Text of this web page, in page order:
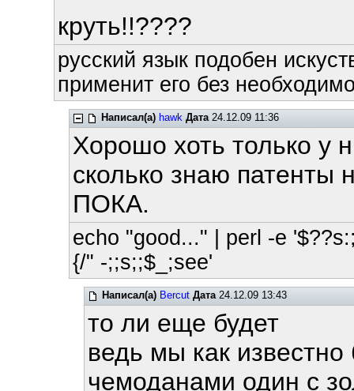
круть!!????
русский язык подобен
применит его без
Написал(а) hawk Дата24.12.09 11:36
Хорошо хоть только у
сколько знаю патенты
ПОКА.
echo "good..." | perl -e
{/" -;;s;;$_;see'
Написал(а) Bercut Дата24.12.09 13:43
то ли еще будет
ведь мы как
чемоданами один с